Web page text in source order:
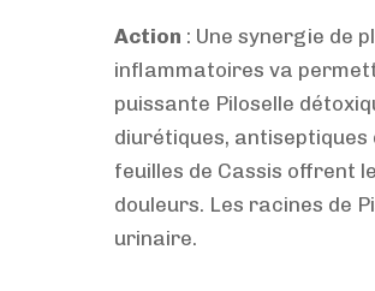
Action : Une synergie de
inflammatoires va
puissante Piloselle
diurétiques,
feuilles de Cassis offrent
douleurs. Les racines de
urinaire.